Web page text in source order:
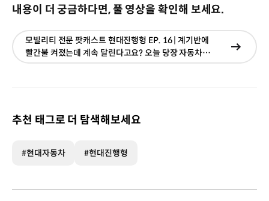
내용이 더 궁금하다면, 풀 영상을 확인해 보세요.
모빌리티 전문 팟캐스트 현대진행형 EP. 16 | 계기반에
빨간불 켜졌는데 계속 달린다고요? 오늘 당장 자동차
점검받아야 할 필수 신호
현재
이동
추천 태그로 더 탐색해보세요
#현대자동차 #현대진행형